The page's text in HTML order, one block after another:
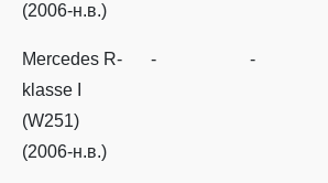
(2006-н.в.)
Mercedes R-
klasse I
(W251)
(2006-н.в.)
- -